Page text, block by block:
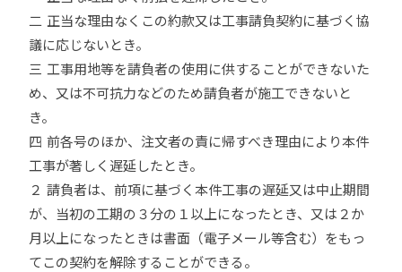
二 正当な理由なくこの約款又は工事請負契約に基づく協
議に応じないとき。
三 工事用地等を請負者の使用に供することができないた
め、又は不可抗力などのため請負者が施工できないと
き。
四 前各号のほか、注文者の責に帰すべき理由により本件
工事が著しく遅延したとき。
２ 請負者は、前項に基づく本件工事の遅延又は中止期間
が、当初の工期の３分の１以上になったとき、又は２か
月以上になったときは書面（電子メール等含む）をもっ
てこの契約を解除することができる。